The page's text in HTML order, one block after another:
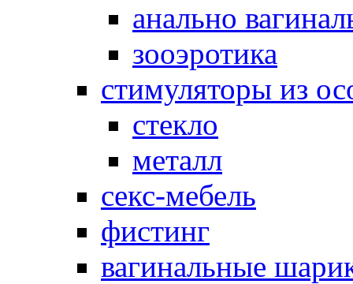
анально
зооэротика
стимуляторы из
стекло
металл
секс-мебель
фистинг
вагинальные